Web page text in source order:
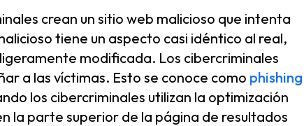
crean un sitio web malicioso que intenta
tiene un aspecto casi idéntico al real,
modificada. Los cibercriminales
a las víctimas. Esto se conoce como phishing
los cibercriminales utilizan la optimización
la parte superior de la página de resultados